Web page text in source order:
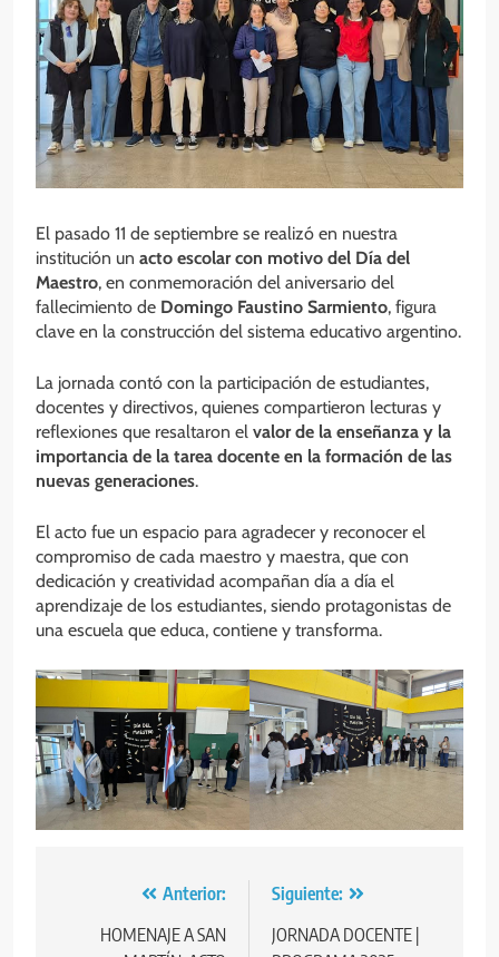
El pasado 11 de septiembre se realizó en nuestra
institución un acto escolar con motivo del Día del
Maestro, en conmemoración del aniversario del
fallecimiento de Domingo Faustino Sarmiento, figura
clave en la construcción del sistema educativo argentino.
La jornada contó con la participación de estudiantes,
docentes y directivos, quienes compartieron lecturas y
reflexiones que resaltaron el valor de la enseñanza y la
importancia de la tarea docente en la formación de las
nuevas generaciones.
El acto fue un espacio para agradecer y reconocer el
compromiso de cada maestro y maestra, que con
dedicación y creatividad acompañan día a día el
aprendizaje de los estudiantes, siendo protagonistas de
una escuela que educa, contiene y transforma.
NavegaciónAnterior:
HOMENAJE A SAN
Siguiente:
JORNADA DOCENTE |